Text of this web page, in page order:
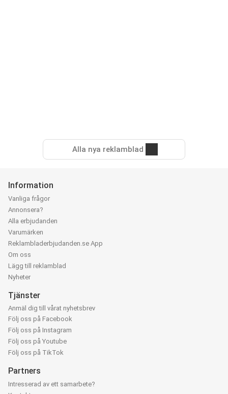
Alla nya reklamblad
Information
Vanliga frågor
Annonsera?
Alla erbjudanden
Varumärken
Reklambladerbjudanden.se App
Om oss
Lägg till reklamblad
Nyheter
Tjänster
Anmäl dig till vårat nyhetsbrev
Följ oss på Facebook
Följ oss på Instagram
Följ oss på Youtube
Följ oss på TikTok
Partners
Intresserad av ett samarbete?